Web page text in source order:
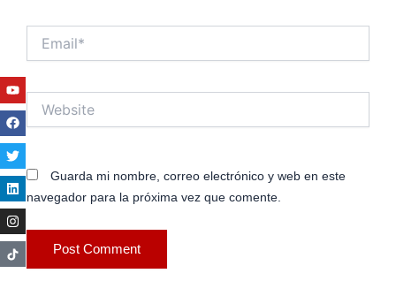
Guarda mi nombre, correo electrónico y web en este
navegador para la próxima vez que comente.
Youtube
Facebook
Twitter
Linkedin
Instagram